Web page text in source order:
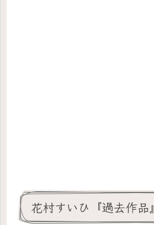
花村すいひ『過去作品』